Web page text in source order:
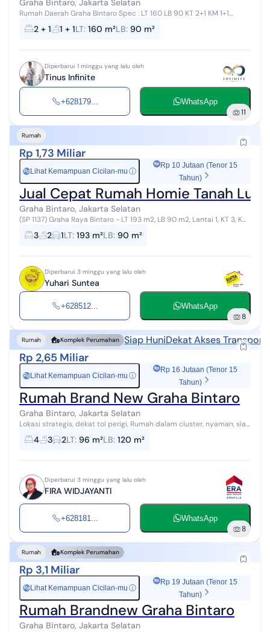
Graha Bintaro, Jakarta Selatan
Rumah Daerah Graha Bintaro Spec : LT 160 LB 90 KT 2+1 KM 1+1
Garasi 1 Car port 1 Lebar jalan 4lajur SHM 2200 watt PAM BINTARO
JAYA Hadap Utara (a...
2 + 1 1 + 1LT: 160 m²LB: 90 m²
Diperbarui 1 minggu yang lalu oleh
Tinus Infinite
+628179... WhatsApp
11
Rumah
Rp 1,73 Miliar
Rp Lihat Kemampuan Cicilan-mu ⓘ
Rp 10 Jutaan (Tenor 15
Tahun)
Jual Cepat Rumah Homie Tanah
Graha Bintaro, Jakarta Selatan
(SP 1137) Graha Raya Bintaro - LT 193 m2, LB 90 m2, Lantai 1, KT 3, KM
2, Listrik 3500 watt, Air PAM, Carport 1, Surat SHM, IDR: 1,730 M (Nego)
S...
3 2 1LT: 193 m²LB: 90 m²
Diperbarui 3 minggu yang lalu oleh
Yuhari Suntea
+628512... WhatsApp
8
Rumah Komplek Perumahan Siap HuniDekat Akses
Rp 2,65 Miliar
Rp Lihat Kemampuan Cicilan-mu ⓘ
Rp 16 Jutaan (Tenor 15
Tahun)
Rumah Brand New Graha Bintaro
Graha Bintaro, Jakarta Selatan
Lokasi strategis, dekat tol perigi, Rumah dalam cluster, nyaman, siap
huni
4 3 2LT: 96 m²LB: 120 m²
Diperbarui 3 minggu yang lalu oleh
FIRA WIDJAYANTI
+628181... WhatsApp
8
Rumah Komplek Perumahan
Rp 3,1 Miliar
Rp Lihat Kemampuan Cicilan-mu ⓘ
Rp 19 Jutaan (Tenor 15
Tahun)
Rumah Brandnew Graha Bintaro
Graha Bintaro, Jakarta Selatan